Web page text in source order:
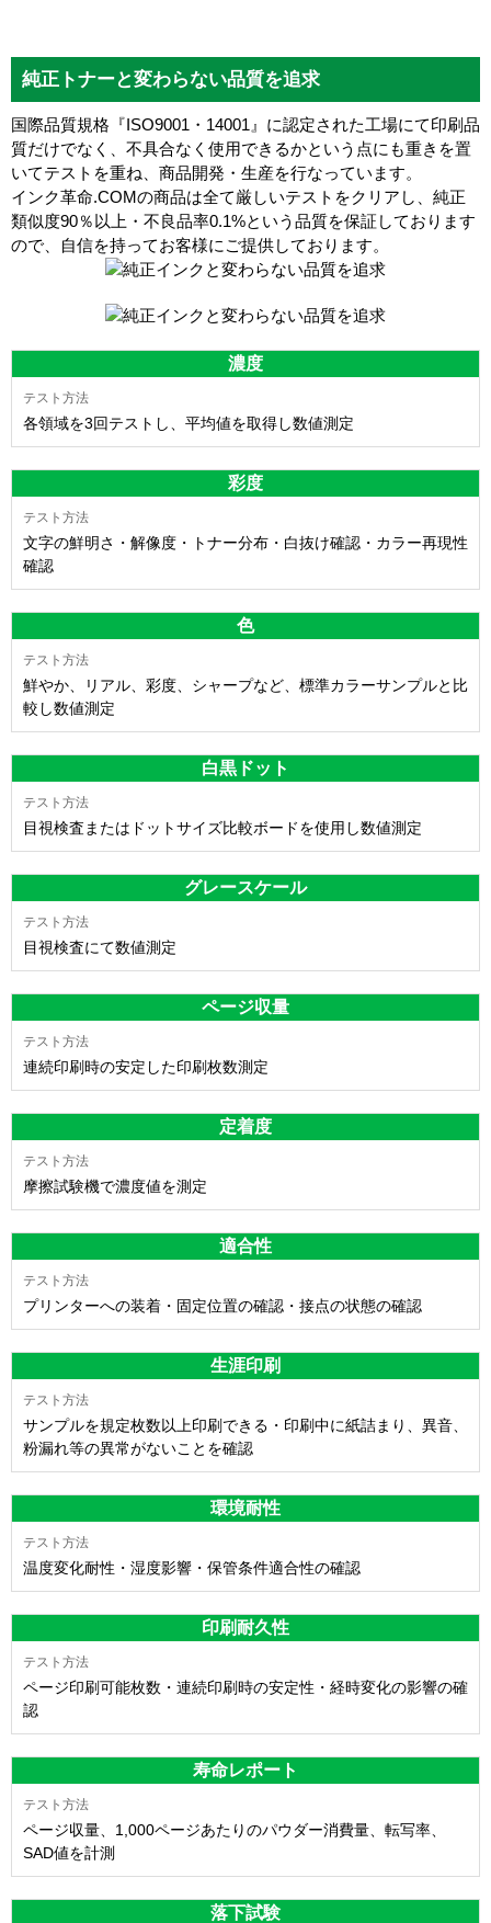
純正トナーと変わらない品質を追求
国際品質規格『ISO9001・14001』に認定された工場にて印刷品
質だけでなく、不具合なく使用できるかという点にも重きを置
いてテストを重ね、商品開発・生産を行なっています。
インク革命.COMの商品は全て厳しいテストをクリアし、 純正
類似度90％以上・不良品率0.1%という品質を保証しております
ので、自信を持ってお客様にご提供しております。
濃度
各領域を3回テストし、平均値を取得し数値測定
彩度
文字の鮮明さ・解像度・トナー分布・白抜け確認・カラー再現性
確認
色
鮮やか、リアル、彩度、シャープなど、標準カラーサンプルと比
較し数値測定
白黒ドット
目視検査またはドットサイズ比較ボードを使用し数値測定
グレースケール
目視検査にて数値測定
ページ収量
連続印刷時の安定した印刷枚数測定
定着度
摩擦試験機で濃度値を測定
適合性
プリンターへの装着・固定位置の確認・接点の状態の確認
生涯印刷
サンプルを規定枚数以上印刷できる・印刷中に紙詰まり、異音、
粉漏れ等の異常がないことを確認
環境耐性
温度変化耐性・湿度影響・保管条件適合性の確認
印刷耐久性
ページ印刷可能枚数・連続印刷時の安定性・経時変化の影響の確
認
寿命レポート
ページ収量、1,000ページあたりのパウダー消費量、転写率、
SAD値を計測
落下試験